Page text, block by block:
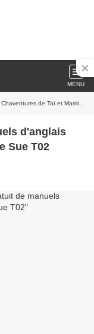
MENU
de Taï et Mamie Sue T02
d'anglais
Sue T02